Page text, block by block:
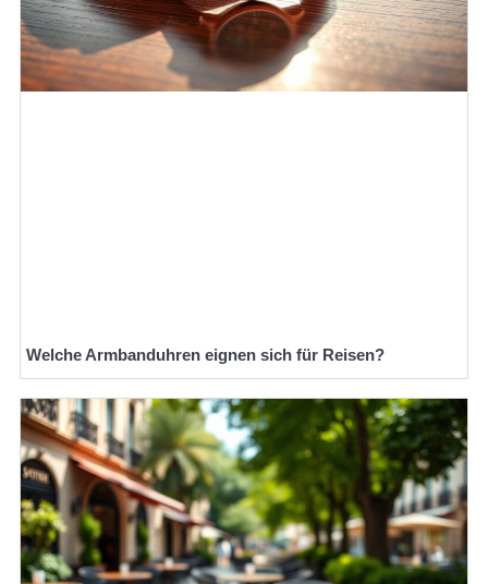
Welche Armbanduhren eignen sich für Reisen?